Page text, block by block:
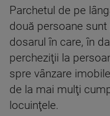
Parchetul de pe
două persoane
dosarul în care, în
percheziţii la
spre vânzare
de la mai mulţi
locuinţele.